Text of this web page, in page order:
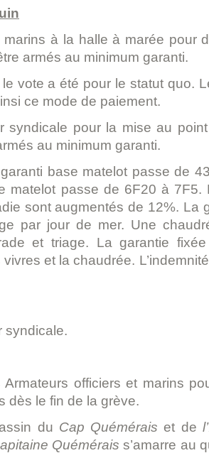
marins à la halle à marée pour
armés au minimum garanti.
le vote a été pour le statut quo.
ce mode de paiement.
syndicale pour la mise au
au minimum garanti.
base matelot passe de
matelot passe de 6F20 à 7F5.
sont augmentés de 12%. La
par jour de mer. Une
et triage. La garantie
vivres et la chaudrée.
syndicale.
officiers et marins
dès le fin de la grève.
du Cap Quémérais et de
Quémérais s’amarre au